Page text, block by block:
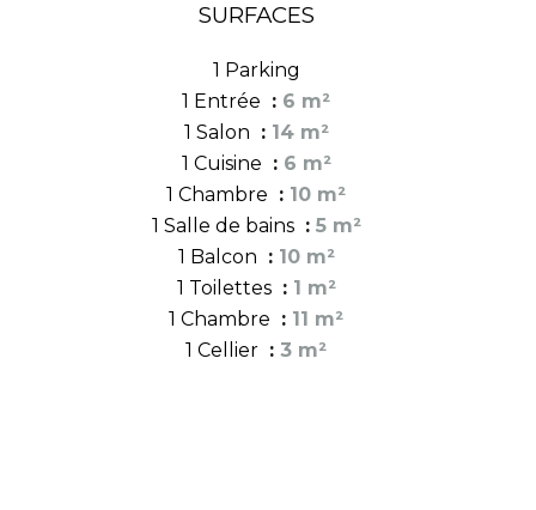
SURFACES
1 Parking
1 Entrée
6 m²
1 Salon
14 m²
1 Cuisine
6 m²
1 Chambre
10 m²
1 Salle de bains
5 m²
1 Balcon
10 m²
1 Toilettes
1 m²
1 Chambre
11 m²
1 Cellier
3 m²